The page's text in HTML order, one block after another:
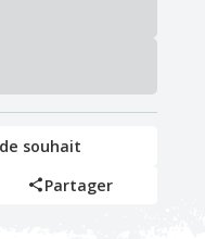
souhait
Partager